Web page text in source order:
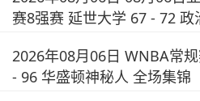
赛8强赛 延世大学 67 - 72 政
2026年08月06日 WNBA常
- 96 华盛顿神秘人 全场集锦